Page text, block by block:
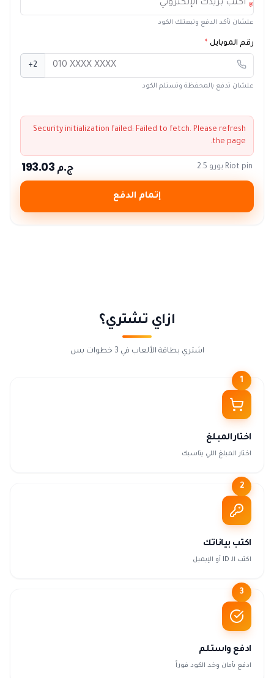
@
علشان نأكد الدفع ونبعتلك الكود
رقم الموبايل *
+2
علشان تدفع بالمحفظة وتستلم الكود
Security initialization failed: Failed to fetch. Please refresh
the page.
Riot pin يورو 2.5 ج.م 193.03
إتمام الدفع
ازاي تشتري؟
اشتري بطاقة الألعاب في 3 خطوات بس
1
اختار المبلغ
اختار المبلغ اللي يناسبك
2
اكتب بياناتك
اكتب الـ ID أو الإيميل
3
ادفع واستلم
ادفع بأمان وخد الكود فوراً